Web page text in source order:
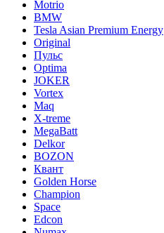
Motrio
BMW
Tesla Asian Premium Energy
Original
Пульс
Optima
JOKER
Vortex
Maq
X-treme
MegaBatt
Delkor
BOZON
Квант
Golden Horse
Champion
Space
Edcon